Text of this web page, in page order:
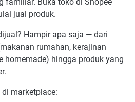
jual produk.
Hampir apa saja — dari
rumahan, kerajinan
homemade) hingga produk yang
marketplace: